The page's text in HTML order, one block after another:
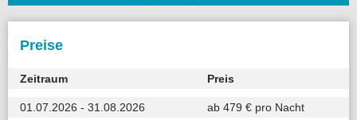
Preise
Zeitraum Preis
01.07.2026 - 31.08.2026
ab 479 € pro Nacht